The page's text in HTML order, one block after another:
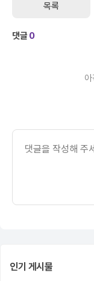
목록
댓글0
인기 게시물